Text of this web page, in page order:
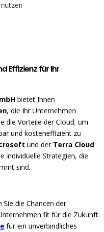
Effizienz für Ihr
bietet Ihnen
, die Ihr Unternehmen
die Vorteile der Cloud, um
und kosteneffizient zu
und der Terra Cloud
individuelle Strategien, die
sind.
die Chancen der
fit für die Zukunft.
für ein unverbindliches